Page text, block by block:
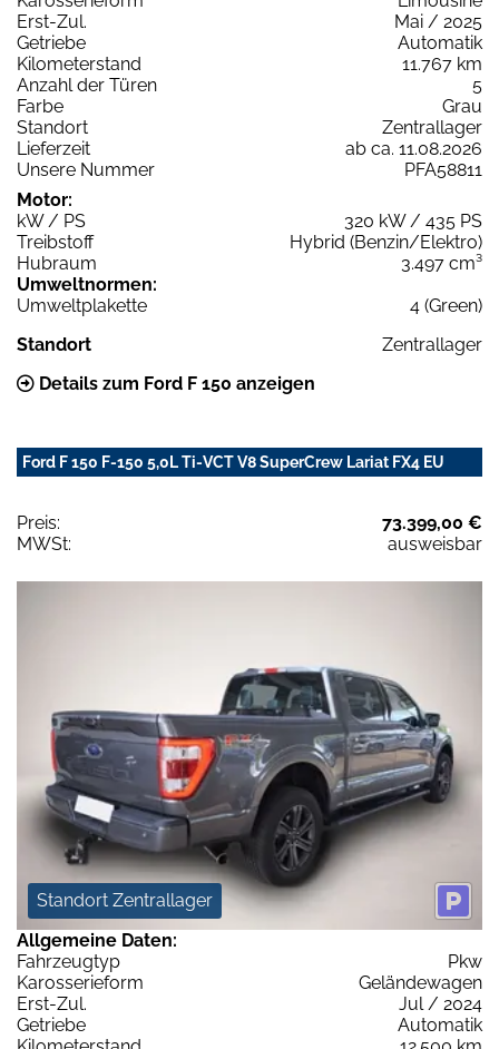
Erst-Zul.
Mai / 2025
Getriebe
Automatik
Kilometerstand
11.767 km
Anzahl der Türen
5
Farbe
Grau
Standort
Zentrallager
Lieferzeit
ab ca. 11.08.2026
Unsere Nummer
PFA58811
Motor:
kW / PS
320 kW / 435 PS
Treibstoff
Hybrid (Benzin/Elektro)
Hubraum
3.497 cm³
Umweltnormen:
Umweltplakette
4 (Green)
Standort
Zentrallager
Details zum Ford F 150 anzeigen
Ford F 150 F-150 5,0L Ti-VCT V8 SuperCrew Lariat FX4 EU
Preis:
73.399,00 €
MWSt:
ausweisbar
Standort Zentrallager
Allgemeine Daten:
Fahrzeugtyp
Pkw
Karosserieform
Geländewagen
Erst-Zul.
Jul / 2024
Getriebe
Automatik